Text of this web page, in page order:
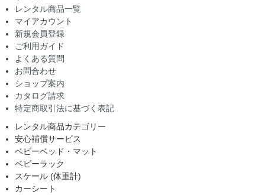
レンタル商品一覧
マイアカウント
新規会員登録
ご利用ガイド
よくある質問
お問合わせ
ショップ案内
カタログ請求
特定商取引法に基づく表記
レンタル商品カテゴリー
安心補償サービス
ベビーベッド・マット
ベビーラック
スケール (体重計)
カーシート